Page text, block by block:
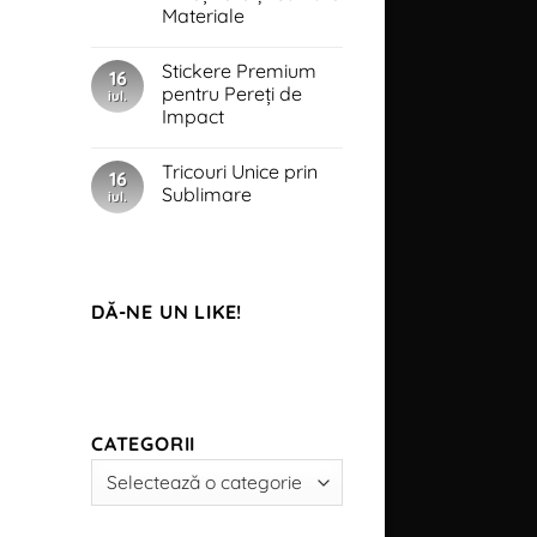
pereților
în
spa-
uri
Materiale
la
Stickerele
pentru
cafenele
și
Calitate
Materiale
16
iul.
Stickere Premium
pentru Pereți de
Impact
la
Stickere
Premium
16
iul.
Tricouri Unice prin
Sublimare
Sublimare
DĂ-NE UN LIKE!
CATEGORII
Categorii